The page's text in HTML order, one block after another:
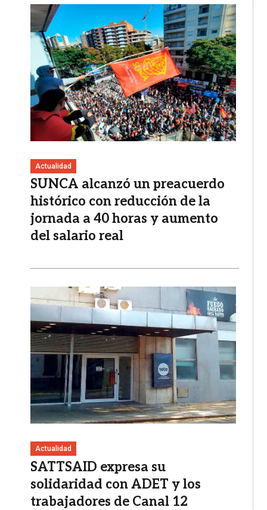
Imagen
Actualidad
SUNCA alcanzó un preacuerdo
histórico con reducción de la
jornada a 40 horas y aumento
del salario real
Actualidad
SATTSAID expresa su
solidaridad con ADET y los
trabajadores de Canal 12